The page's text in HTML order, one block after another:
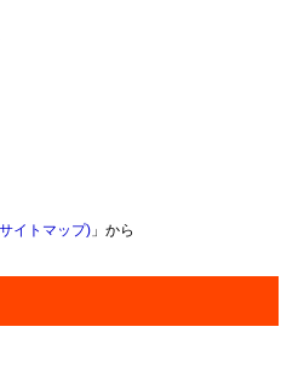
イトマップ)」から